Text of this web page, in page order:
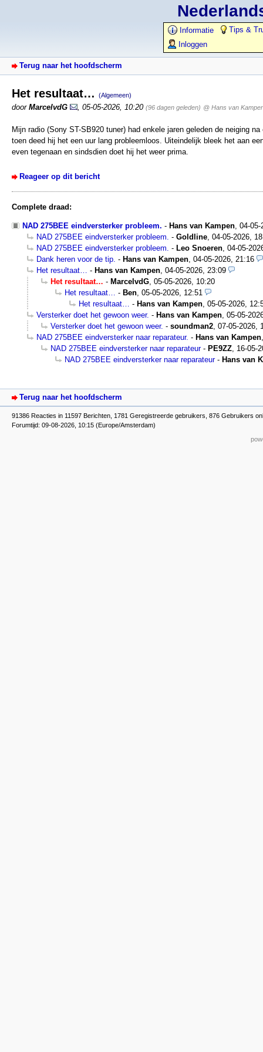
Informatie
Tips &
Inloggen
Terug naar het hoofdscherm
Het resultaat… (Algemeen)
door MarcelvdG 05-05-2026, 10:20 (96 dagen geleden) @ Hans van
Mijn radio (Sony ST-SB920 tuner) had enkele jaren geleden de neiging
toen deed hij het een uur lang probleemloos. Uiteindelijk bleek het aan
even tegenaan en sindsdien doet hij het weer prima.
Reageer op dit bericht
Complete draad:
NAD 275BEE eindversterker probleem. - Hans van Kampen 04-
NAD 275BEE eindversterker probleem. - Goldline 04-05-2026,
NAD 275BEE eindversterker probleem. - Leo Snoeren 04-05-
Dank heren voor de tip. - Hans van Kampen 04-05-2026, 21:16
Het resultaat…
- Hans van Kampen 04-05-2026, 23:09
Het resultaat… - MarcelvdG 05-05-2026, 10:20
Het resultaat…
- Ben 05-05-2026, 12:51
Het resultaat…
- Hans van Kampen 05-05-2026,
Versterker doet het gewoon weer. - Hans van Kampen 05-05-
Versterker doet het gewoon weer. - soundman2 07-05-2026,
NAD 275BEE eindversterker naar reparateur. - Hans van Kampen
NAD 275BEE eindversterker naar reparateur- PE9ZZ 16-05-
NAD 275BEE eindversterker naar reparateur- Hans van
Terug naar het hoofdscherm
91386 Reacties in 11597 Berichten, 1781 Geregistreerde gebruikers, 876 Gebruikers
Forumtijd: 09-08-2026, 10:15 (Europe/Amsterdam)